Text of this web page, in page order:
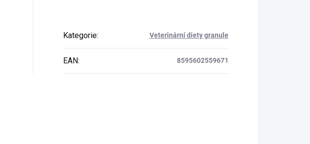
Kategorie: Veterinární diety granule
EAN: 8595602559671